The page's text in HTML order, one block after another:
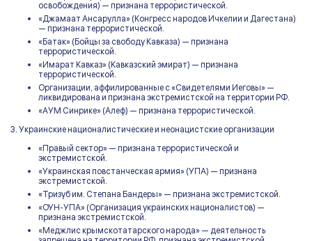
освобождения) — признана террористической.
«Джамаат Ансарулла» (Конгресс народов Ичкелии и Дагестана)
— признана террористической.
«Батак» (Бойцы за свободу Кавказа) — признана
террористической.
«Имарат Кавказ» (Кавказский эмират) — признана
террористической.
Организации, аффилированные с «Свидетелями Иеговы» —
ликвидирована и признана экстремистской на территории РФ.
«АУМ Синрике» (Алеф) — признана террористической.
3. Украинские националистические и неонацистские организации
«Правый сектор» — признана террористической и
экстремистской.
«Украинская повстанческая армия» (УПА) — признана
экстремистской.
«Тризуб им. Степана Бандеры» — признана экстремистской.
«ОУН-УПА» (Организация украинских националистов) —
признана экстремистской.
«Меджлис крымскотатарского народа» — деятельность